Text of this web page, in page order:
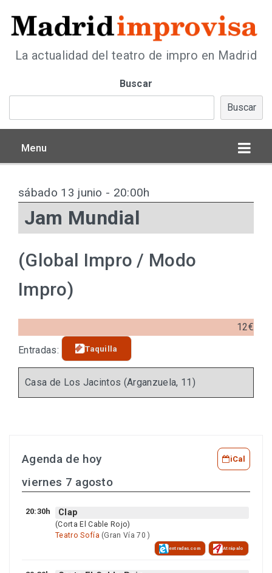
La actualidad del teatro de impro en Madrid
Buscar
Buscar
Menu
sábado 13 junio - 20:00h
Jam Mundial
(Global Impro / Modo
Impro)
12€
Entradas:
Taquilla
Casa de Los Jacintos (Arganzuela, 11)
Agenda de hoy iCal
viernes 7 agosto
20:30h Clap
(Corta El Cable Rojo)
Teatro Sofía (Gran Vía 70 )
entradas.com Atrápalo